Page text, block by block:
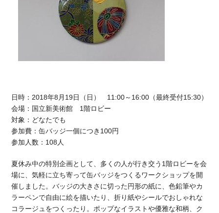
日時：2018年8月19日（日） 11:00～16:00（最終受付15:30）
会場：国立新美術館 1階ロビー
対象：どなたでも
参加費：缶バッジ一個につき100円
参加人数：108人
夏休み中の特別企画として、多くの人が行き交う1階ロビーを会
場に、気軽に立ち寄って缶バッジをつくるワークショップを開
催しました。バッジの大きさに切った円形の紙に、色鉛筆やカ
ラーペンで自由に絵を描いたり、折り紙やシールでおしゃれな
コラージュをつくったり。ポップなイラストや優雅な和柄、ク